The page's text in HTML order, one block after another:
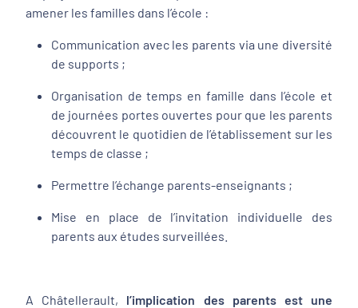
amener les familles dans l’école :
Communication avec les parents via une diversité
de supports ;
Organisation de temps en famille dans l’école et
de journées portes ouvertes pour que les parents
découvrent le quotidien de l’établissement sur les
temps de classe ;
Permettre l’échange parents-enseignants ;
Mise en place de l’invitation individuelle des
parents aux études surveillées.
A Châtellerault, l’implication des parents est une